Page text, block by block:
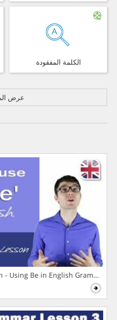
الكلمة المفقودة
عرض
- Using Be in English Grammar